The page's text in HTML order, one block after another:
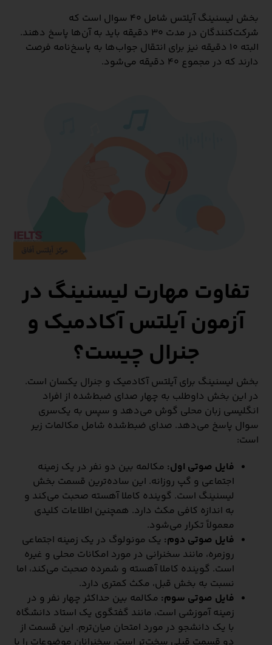
بخش لیسنینگ آیلتس شامل ۴۰ سوال است که
شرکت‌کنندگان در مدت ۳۰ دقیقه باید به آن‌ها پاسخ دهند.
البته ۱۰ دقیقه نیز برای انتقال جواب‌ها به پاسخ‌نامه فرصت
دارند که در مجموع ۴۰ دقیقه می‌شود.
تفاوت مهارت لیسنینگ در
آزمون آیلتس آکادمیک و
جنرال چیست؟
بخش لیسنینگ برای آیلتس آکادمیک و جنرال یکسان است.
در این بخش داوطلب به چهار صدای ضبط‌شده از افراد
انگلیسی‌ زبان محلی گوش می‌دهد و سپس به یک‌سری
سوال پاسخ می‌دهد. صدای ضبط‌شده شامل مکالمات زیر
است:
فایل صوتی اول: مکالمه بین دو نفر در یک زمینه
اجتماعی و گپ روزانه. این ساده‌ترین قسمت بخش
لیسنینگ است. گوینده کاملا آهسته صحبت می‌کند و
به اندازه کافی مکث دارد. همچنین اطلاعات کلیدی
معمولاً تکرار می‌شود.
فایل صوتی دوم: یک مونولوگ در یک زمینه اجتماعی
روزمره، مانند سخنرانی در مورد امکانات محلی و غیره
است. گوینده کاملا آهسته و شمرده صحبت می‌کند، اما
نسبت به بخش قبل، مکث کمتری دارد.
فایل صوتی سوم: مکالمه بین حداکثر چهار نفر و در
زمینه آموزشی است، مانند گفتگوی یک استاد دانشگاه
با یک دانشجو در مورد امتحان میان‌ترم. این قسمت از